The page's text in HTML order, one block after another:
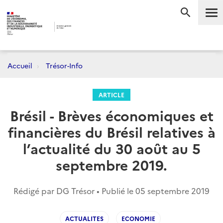
Accueil Trésor-Info
ARTICLE
Brésil - Brèves économiques et
financières du Brésil relatives à
l’actualité du 30 août au 5
septembre 2019.
Rédigé par DG Trésor • Publié le05 septembre 2019
ACTUALITES ECONOMIE